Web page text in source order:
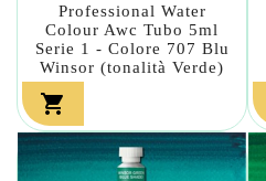
Professional Water
Colour Awc Tubo 5ml
Serie 1 - Colore 707 Blu
Winsor (tonalità Verde)
